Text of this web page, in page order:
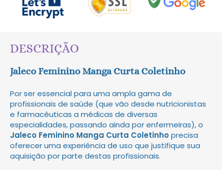
DESCRIÇÃO
Jaleco Feminino Manga Curta Coletinho
Por ser essencial para uma ampla gama de
profissionais de saúde (que vão desde nutricionistas
e farmacêuticas a médicas de diversas
especialidades, passando ainda por enfermeiras), o
Jaleco Feminino Manga Curta Coletinhoprecisa
oferecer uma experiência de uso que justifique sua
aquisição por parte destas profissionais.